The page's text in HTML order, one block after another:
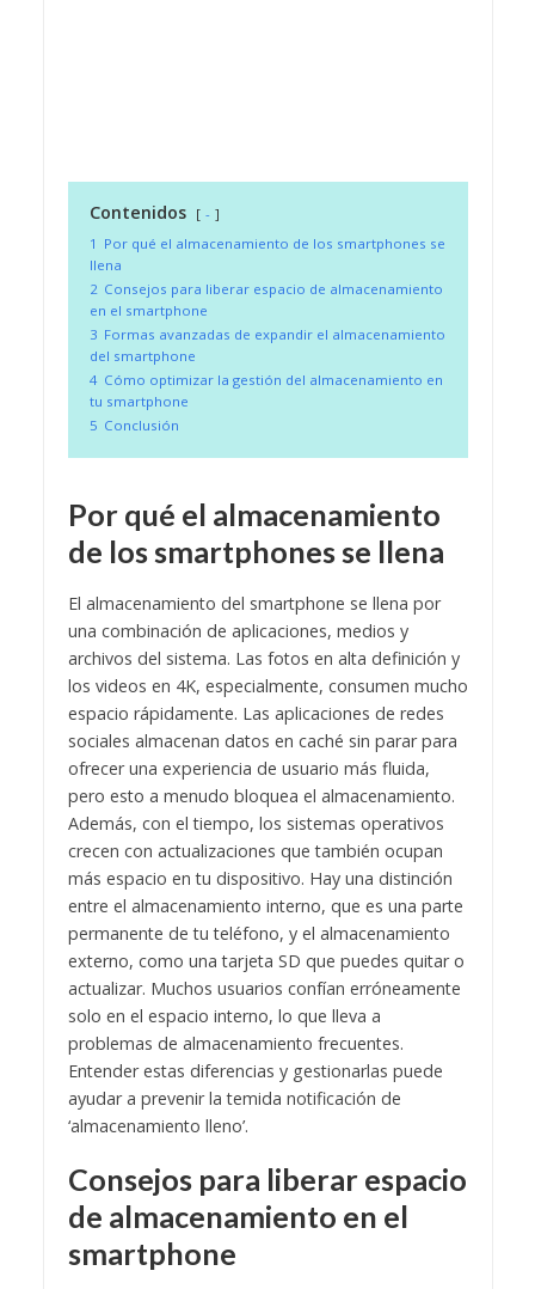
Contenidos
-
1 Por qué el almacenamiento de los smartphones se
llena
2 Consejos para liberar espacio de almacenamiento
en el smartphone
3 Formas avanzadas de expandir el almacenamiento
del smartphone
4 Cómo optimizar la gestión del almacenamiento en
tu smartphone
5 Conclusión
Por qué el almacenamiento
de los smartphones se llena
El almacenamiento del smartphone se llena por
una combinación de aplicaciones, medios y
archivos del sistema. Las fotos en alta definición y
los videos en 4K, especialmente, consumen mucho
espacio rápidamente. Las aplicaciones de redes
sociales almacenan datos en caché sin parar para
ofrecer una experiencia de usuario más fluida,
pero esto a menudo bloquea el almacenamiento.
Además, con el tiempo, los sistemas operativos
crecen con actualizaciones que también ocupan
más espacio en tu dispositivo. Hay una distinción
entre el almacenamiento interno, que es una parte
permanente de tu teléfono, y el almacenamiento
externo, como una tarjeta SD que puedes quitar o
actualizar. Muchos usuarios confían erróneamente
solo en el espacio interno, lo que lleva a
problemas de almacenamiento frecuentes.
Entender estas diferencias y gestionarlas puede
ayudar a prevenir la temida notificación de
‘almacenamiento lleno’.
Consejos para liberar espacio
de almacenamiento en el
smartphone